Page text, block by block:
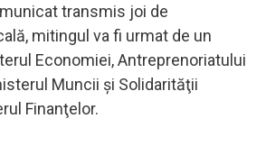
transmis joi de
mitingul va fi urmat de un
Economiei, Antreprenoriatului
Muncii şi Solidarităţii
Finanţelor.